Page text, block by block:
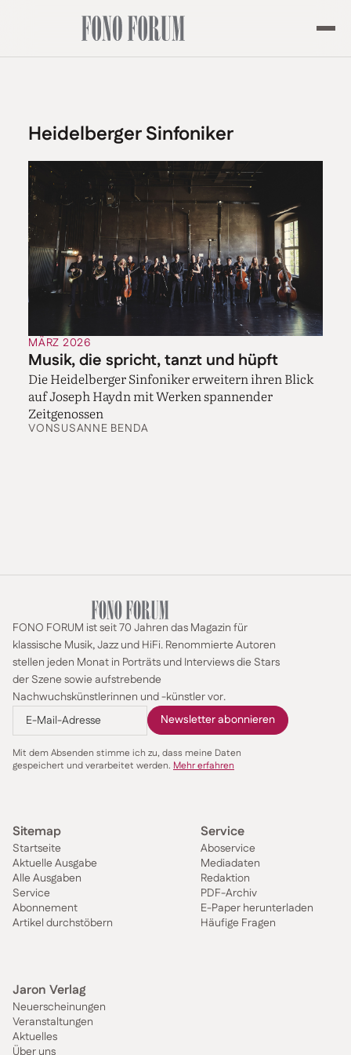
Heidelberger Sinfoniker
MÄRZ 2026
Musik, die spricht, tanzt und hüpft
Die Heidelberger Sinfoniker erweitern ihren Blick
auf Joseph Haydn mit Werken spannender
Zeitgenossen
VONSUSANNE BENDA
FONO FORUM ist seit 70 Jahren das Magazin für
klassische Musik, Jazz und HiFi. Renommierte Autoren
stellen jeden Monat in Porträts und Interviews die Stars
der Szene sowie aufstrebende
Nachwuchskünstlerinnen und -künstler vor.
Mit dem Absenden stimme ich zu, dass meine Daten
gespeichert und verarbeitet werden. Mehr erfahren
Sitemap
Startseite
Aktuelle Ausgabe
Alle Ausgaben
Service
Abonnement
Artikel durchstöbern
Service
Aboservice
Mediadaten
Redaktion
PDF-Archiv
E-Paper herunterladen
Häufige Fragen
Jaron Verlag
Neuerscheinungen
Veranstaltungen
Aktuelles
Über uns